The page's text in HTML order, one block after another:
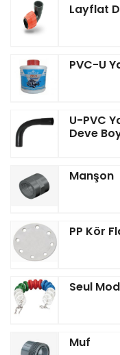
Layflat
PVC-U
U-PVC
Deve
Manşon
PP Kör
Seul
Muf